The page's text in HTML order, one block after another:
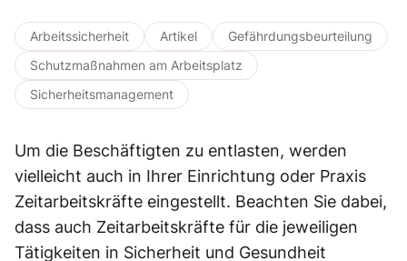
Arbeitssicherheit Artikel
Gefährdungsbeurteilung
Schutzmaßnahmen am Arbeitsplatz
Sicherheitsmanagement
Um die Beschäftigten zu entlasten, werden
vielleicht auch in Ihrer Einrichtung oder Praxis
Zeitarbeitskräfte eingestellt. Beachten Sie dabei,
dass auch Zeitarbeitskräfte für die jeweiligen
Tätigkeiten in Sicherheit und Gesundheit